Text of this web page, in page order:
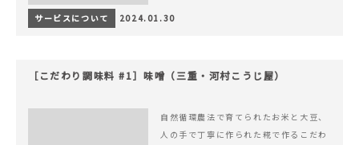
サービスについて 2024.01.30
［こだわり調味料 #1］味噌（三重・河村こうじ屋）
自然循環農法で育てられたお米と大豆、
人の手で丁寧に作られた糀で作るこだわ